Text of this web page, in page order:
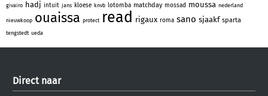
givairo hadj intuit jans kloese knvb lotomba matchday mossad moussa nederland
nieuwkoop ouaissa protect read rigaux roma sano sjaakf sparta
tengstedt ueda
Direct naar